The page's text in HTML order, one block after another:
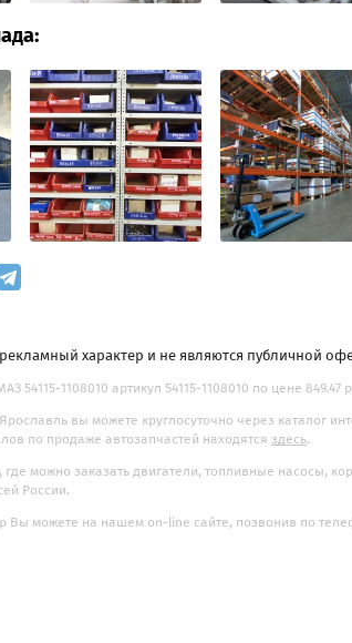
характер и не являются публичной
54115-1108010 артикул 54115-1108010 по цене
вы можете круглосуточно через каталог
по продаже автозапчастей находятся здесь.
где можно заказать двигатели, топливные насосы,
России.
Вы можете на нашем on-line сайте, позвонив по